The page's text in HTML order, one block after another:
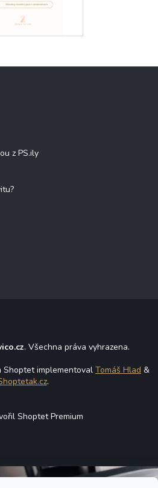
z PS.ily
. Všechna práva vyhrazena.
Shoptet implementoval Tomáš Hlad &
.
Shoptet Premium